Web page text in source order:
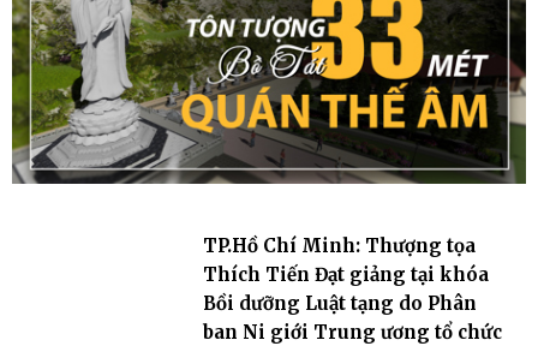
TP.Hồ Chí Minh: Thượng tọa
Thích Tiến Đạt giảng tại khóa
Bồi dưỡng Luật tạng do Phân
ban Ni giới Trung ương tổ chức